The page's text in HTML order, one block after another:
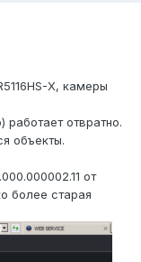
X, камеры
отвратно.
объекты.
от
более старая